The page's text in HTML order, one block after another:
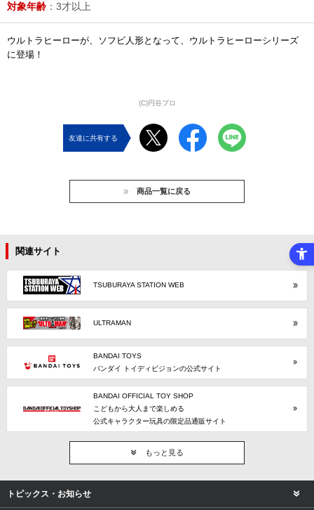
対象年齢 ：3才以上
ウルトラヒーローが、ソフビ人形となって、ウルトラヒーローシリーズ
に登場！
(C)円谷プロ
友達に共有する
商品一覧に戻る
関連サイト
TSUBURAYA STATION WEB
ULTRAMAN
BANDAI TOYS
バンダイ トイディビジョンの公式サイト
BANDAI OFFICIAL TOY SHOP
こどもから大人まで楽しめる
公式キャラクター玩具の限定品通販サイト
もっと見る
トピックス・お知らせ